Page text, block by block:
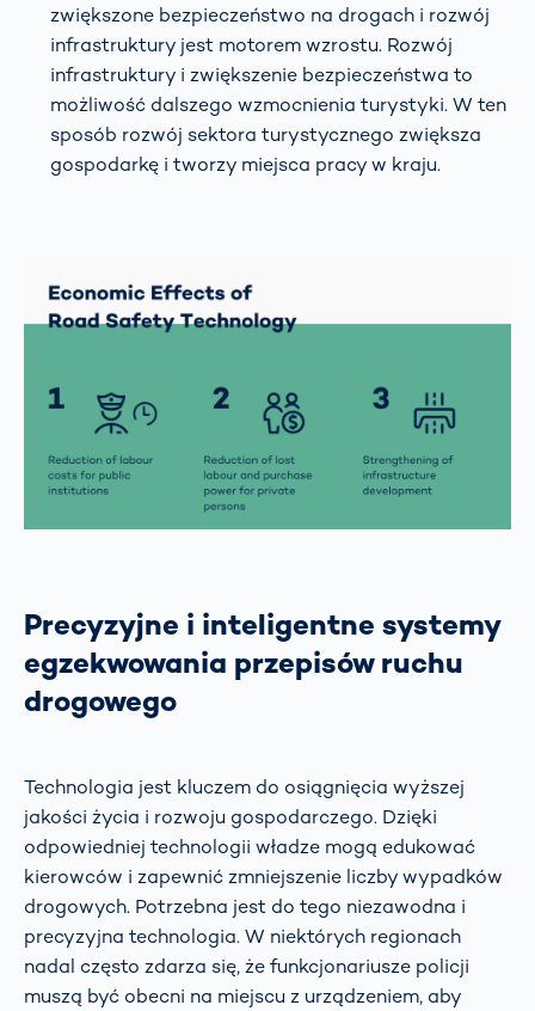
zwiększone bezpieczeństwo na drogach i rozwój
infrastruktury jest motorem wzrostu. Rozwój
infrastruktury i zwiększenie bezpieczeństwa to
możliwość dalszego wzmocnienia turystyki. W ten
sposób rozwój sektora turystycznego zwiększa
gospodarkę i tworzy miejsca pracy w kraju.
Precyzyjne i inteligentne systemy
egzekwowania przepisów ruchu
drogowego
Technologia jest kluczem do osiągnięcia wyższej
jakości życia i rozwoju gospodarczego. Dzięki
odpowiedniej technologii władze mogą edukować
kierowców i zapewnić zmniejszenie liczby wypadków
drogowych. Potrzebna jest do tego niezawodna i
precyzyjna technologia. W niektórych regionach
nadal często zdarza się, że funkcjonariusze policji
muszą być obecni na miejscu z urządzeniem, aby